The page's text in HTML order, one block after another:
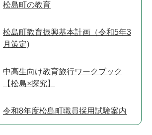
松島町の教育
松島町教育振興基本計画（令和5年3
月策定)
中高生向け教育旅行ワークブック
【松島×探究】
令和8年度松島町職員採用試験案内